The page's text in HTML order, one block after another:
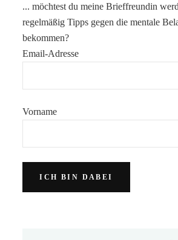
... möchtest du meine Brieffreundin
regelmäßig Tipps gegen die mentale
bekommen?
Email-Adresse
Vorname